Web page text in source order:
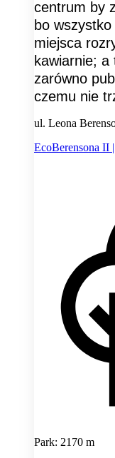
centrum by
bo
miejsca
kawiarnie; a
zarówno
czemu nie
ul. Leona
EcoBerensona II
Park: 2170 m